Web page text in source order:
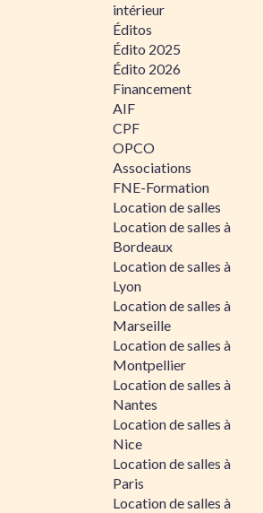
intérieur
Éditos
Édito 2025
Édito 2026
Financement
AIF
CPF
OPCO
Associations
FNE-Formation
Location de salles
Location de salles à
Bordeaux
Location de salles à
Lyon
Location de salles à
Marseille
Location de salles à
Montpellier
Location de salles à
Nantes
Location de salles à
Nice
Location de salles à
Paris
Location de salles à